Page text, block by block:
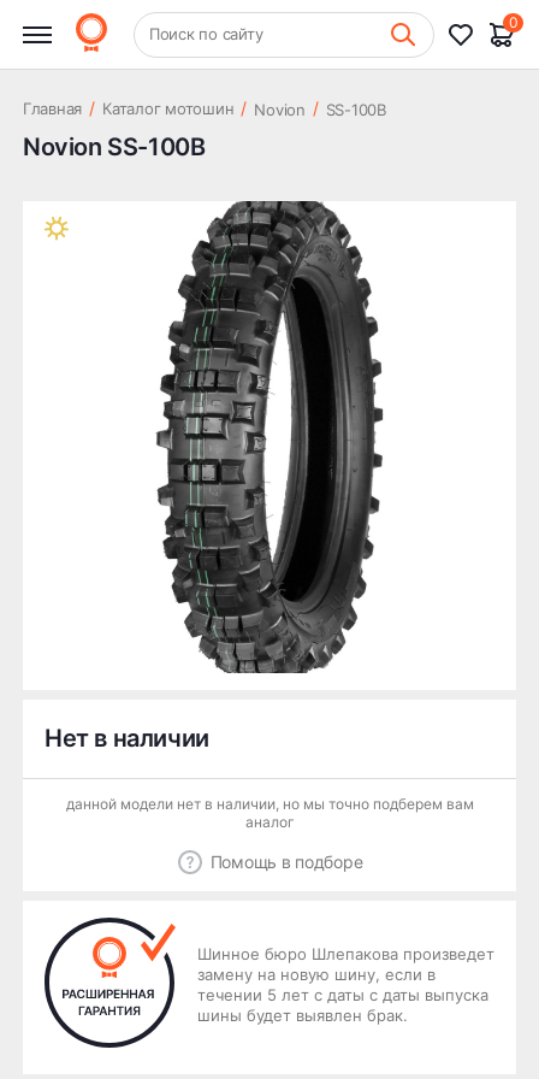
+7 (831) 261-35-35 Шиномонтаж
Поиск по сайту
0
Главная / Каталог мотошин / Novion / SS-100B
Novion SS-100B
Нет в наличии
данной модели нет в наличии, но мы точно подберем вам
аналог
Помощь в подборе
Шинное бюро Шлепакова произведет
замену на новую шину, если в
течении 5 лет с даты с даты выпуска
шины будет выявлен брак.